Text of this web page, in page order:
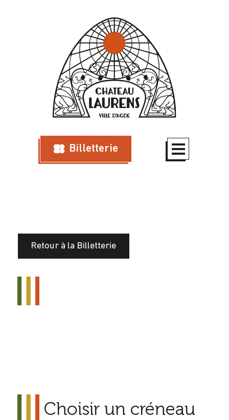
Billetterie
Retour à la Billetterie
Choisir un créneau